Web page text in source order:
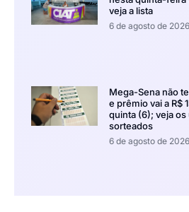
veja a lista
6 de agosto de 2026
Mega-Sena não
e prêmio vai a R$
quinta (6); veja
sorteados
6 de agosto de 2026